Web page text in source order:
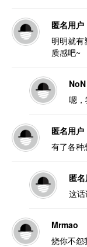
匿名用户
明明就
质感吧~
NoN
嗯，
匿名用户
有了各种
匿
这
Mrmao
烧你不怨